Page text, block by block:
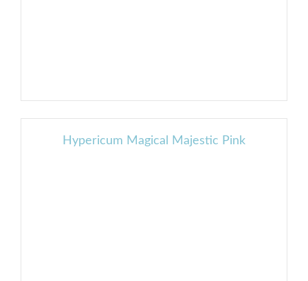
Hypericum Magical Majestic Pink